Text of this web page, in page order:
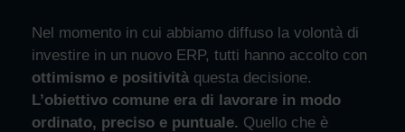
Nel momento in cui abbiamo diffuso la volontà di
investire in un nuovo ERP, tutti hanno accolto con
ottimismo e positività questa decisione.
L’obiettivo comune era di lavorare in modo
ordinato, preciso e puntuale. Quello che è